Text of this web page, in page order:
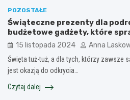
POZOSTAŁE
Świąteczne prezenty dla
budżetowe gadżety, które
15 listopada 2024 Anna
Święta tuż-tuż, a dla tych, którzy zawsze
jest okazją do odkrycia…
Czytaj dalej